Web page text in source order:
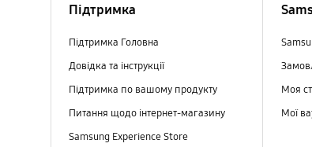
Підтримка
Підтримка Головна
Довідка та інструкції
Підтримка по вашому продукту
Питання щодо інтернет-магазину
Samsung Experience Store
Моя
Мої